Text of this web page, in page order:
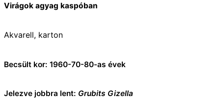
Virágok agyag kaspóban
Akvarell, karton
Becsült kor: 1960-70-80-as évek
Jelezve jobbra lent: Grubits Gizella